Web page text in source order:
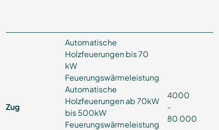
Zug
Automatische
Holzfeuerungen bis 70
kW
Feuerungswärmeleistung
Automatische
Holzfeuerungen ab 70kW
bis 500kW
Feuerungswärmeleistung
4000
-
80 000